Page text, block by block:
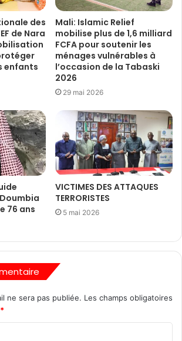
des
de Nara
enfants
Mali: Islamic Relief
mobilise plus de 1,6 milliard
FCFA pour soutenir les
ménages vulnérables à
l’occasion de la Tabaski
2026
29 mai 2026
76 ans
VICTIMES DES ATTAQUES
TERRORISTES
5 mai 2026
ne sera pas publiée. Les champs obligatoires
*